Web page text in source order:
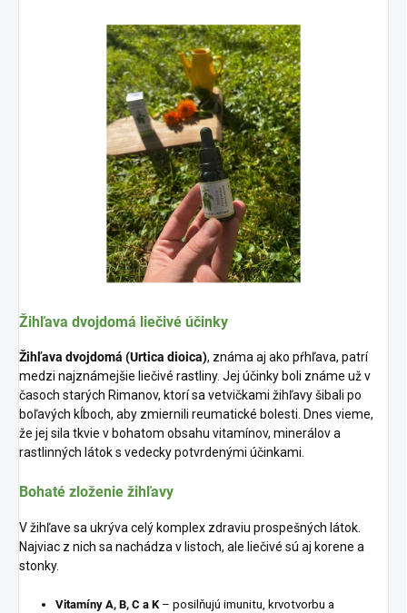
Žihľava dvojdomá liečivé účinky
Žihľava dvojdomá (Urtica dioica), známa aj ako pŕhľava, patrí
medzi najznámejšie liečivé rastliny. Jej účinky boli známe už v
časoch starých Rimanov, ktorí sa vetvičkami žihľavy šibali po
boľavých kĺboch, aby zmiernili reumatické bolesti. Dnes vieme,
že jej sila tkvie v bohatom obsahu vitamínov, minerálov a
rastlinných látok s vedecky potvrdenými účinkami.
Bohaté zloženie žihľavy
V žihľave sa ukrýva celý komplex zdraviu prospešných látok.
Najviac z nich sa nachádza v listoch, ale liečivé sú aj korene a
stonky.
Vitamíny A, B, C a K – posilňujú imunitu, krvotvorbu a